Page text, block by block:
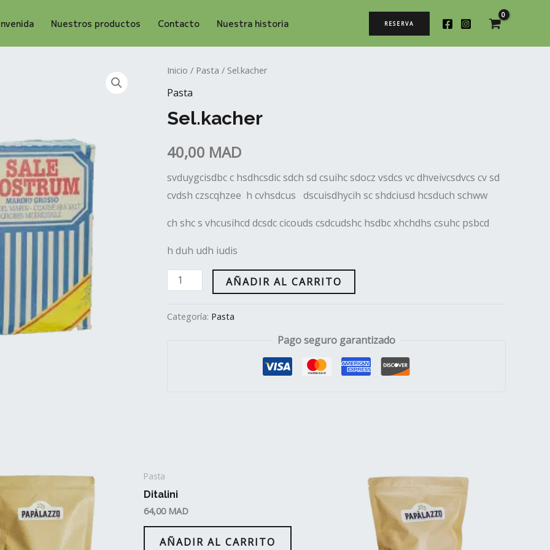
Nuestros productos Contacto Nuestra historia RESERVA
Inicio / Pasta / Sel.kacher
Pasta
Sel.kacher
40,00 MAD
svduygcisdbc c hsdhcsdic sdch sd csuihc sdocz vsdcs vc dhveivcsdvcs cv sd
cvdsh czscqhzee h cvhsdcus dscuisdhycih sc shdciusd hcsduch schww
ch shc s vhcusihcd dcsdc cicouds csdcudshc hsdbc xhchdhs csuhc psbcd
h duh udh iudis
Sel.kacher
cantidad
AÑADIR AL CARRITO
Categoría: Pasta
Pago seguro garantizado
Pasta
Ditalini
64,00 MAD
AÑADIR AL CARRITO